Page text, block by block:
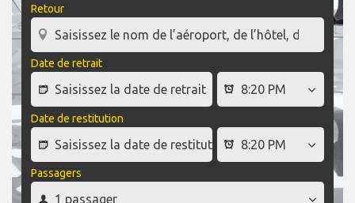
Retour
Date de retrait
Date de restitution
Passagers